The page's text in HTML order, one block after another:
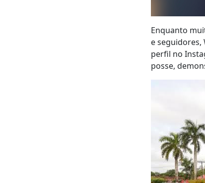
Enquanto
e seguidores,
perfil no
posse,